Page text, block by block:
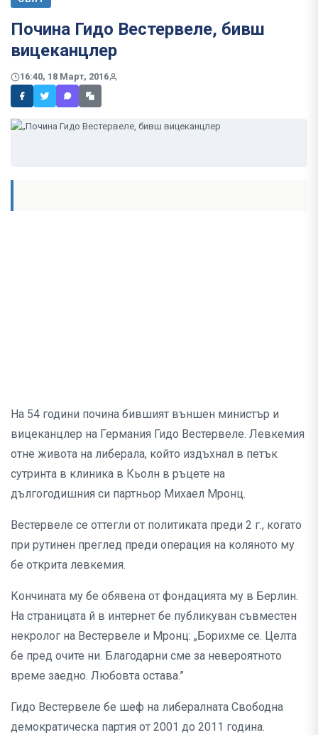
Почина Гидо Вестервеле, бивш
вицеканцлер
16:40, 18 Март, 2016
На 54 години почина бившият външен министър и
вицеканцлер на Германия Гидо Вестервеле. Левкемия
отне живота на либерала, който издъхнал в петък
сутринта в клиника в Кьолн в ръцете на
дългогодишния си партньор Михаел Мронц.
Вестервеле се оттегли от политиката преди 2 г., когато
при рутинен преглед преди операция на коляното му
бе открита левкемия.
Кончината му бе обявена от фондацията му в Берлин.
На страницата й в интернет бе публикуван съвместен
некролог на Вестервеле и Мронц: „Борихме се. Целта
бе пред очите ни. Благодарни сме за невероятното
време заедно. Любовта остава.”
Гидо Вестервеле бе шеф на либералната Свободна
демократическа партия от 2001 до 2011 година.